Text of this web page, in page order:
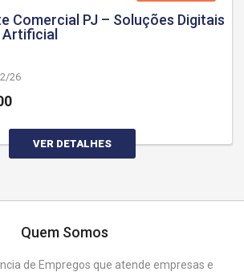
Comercial PJ – Soluções Digitais
26
VER DETALHES
Quem Somos
de Empregos que atende empresas e